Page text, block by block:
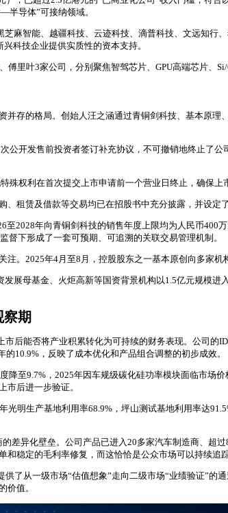
半导体”可接纳领域。
麻智能、越疆科技、云迹科技、滴普科技、文远知
科技企业提供实质性的资本支持。
里叶3家公司，分别聚焦智驾芯片、GPU高端芯片、
并存的格局。创始人汪之涵通过青铜剑科技、基本原
公开发售前投资者签订补充协议，不可撤销地终止了
殊权利在首次提交上市申请前一个营业日终止，确保上
租赁及借款等交易均已在招股书中充分披露，并设定了
至2028年向青铜剑科技的销售年度上限均为人民币
下形成了一套可预期、可追溯的关联交易管理机制。
。2025年4月至8月，控股股东之一基本原创向多家
展母基金、火炬高新等国资背景机构以1.5亿元规模
察期
后能否将产业积累转化为可持续的财务表现。公司
10.9%，反映了成本优化和产品组合调整的初步成效。
至9.7%，2025年因车规级碳化硅功率模块面临市场
市后进一步验证。
光明生产基地利用率68.9%，坪山测试基地利用率达
差异化壁垒。公司产品已进入20多家汽车制造商、
稳定的毛利率修复，而这恰恰是公众市场可以持续追踪
了从一级市场“估值想象”走向二级市场“业绩验证”
价值。